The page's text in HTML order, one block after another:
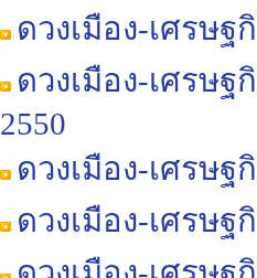
ดวงเมือง-เศรษ
ดวงเมือง-เศรษ
2550
ดวงเมือง-เศรษ
ดวงเมือง-เศรษ